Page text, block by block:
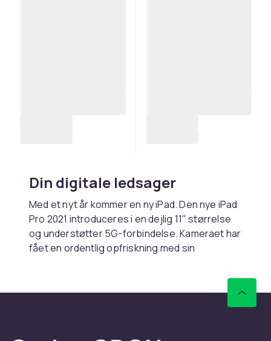
Din digitale ledsager
Med et nyt år kommer en ny iPad. Den nye iPad
Pro 2021 introduceres i en dejlig 11" størrelse
og understøtter 5G-forbindelse. Kameraet har
fået en ordentlig opfriskning med sin
indbyggede hukommelse er der næsten intet,